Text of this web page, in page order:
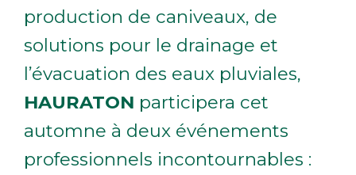
production de caniveaux, de
solutions pour le drainage et
l’évacuation des eaux pluviales,
HAURATON participera cet
automne à deux événements
professionnels incontournables :